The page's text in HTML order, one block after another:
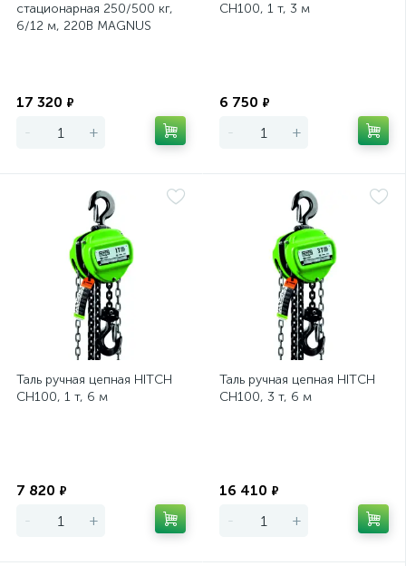
стационарная 250/500 кг,
6/12 м, 220В MAGNUS
17 320 ₽
- +
CH100, 1 т, 3 м
6 750 ₽
- +
Таль ручная цепная HITCH
CH100, 1 т, 6 м
7 820 ₽
- +
Таль ручная цепная HITCH
CH100, 3 т, 6 м
16 410 ₽
- +